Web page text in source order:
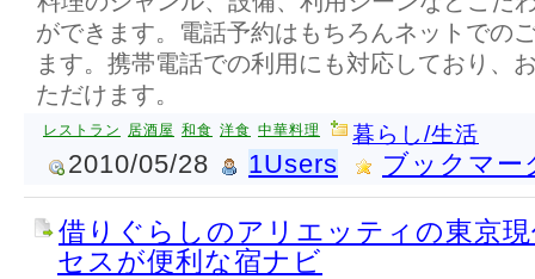
ができます。電話予約はもちろんネットでの
ます。携帯電話での利用にも対応しており、
ただけます。
レストラン 居酒屋 和食 洋食 中華料理 暮らし/生活
2010/05/28 1Users ブックマー
借りぐらしのアリエッティの東京
セスが便利な宿ナビ